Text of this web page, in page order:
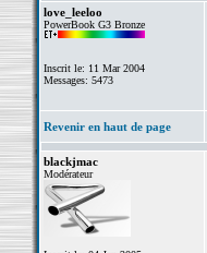
love_leeloo
PowerBook G3 Bronze
Inscrit le: 11 Mar 2004
Messages: 5473
Revenir en haut de page
blackjmac
Modérateur